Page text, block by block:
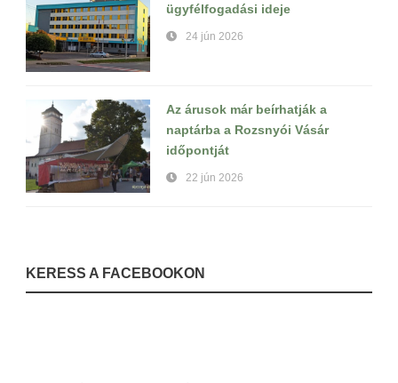
ügyfélfogadási ideje
24 jún 2026
Az árusok már beírhatják a
naptárba a Rozsnyói Vásár
időpontját
22 jún 2026
KERESS A FACEBOOKON